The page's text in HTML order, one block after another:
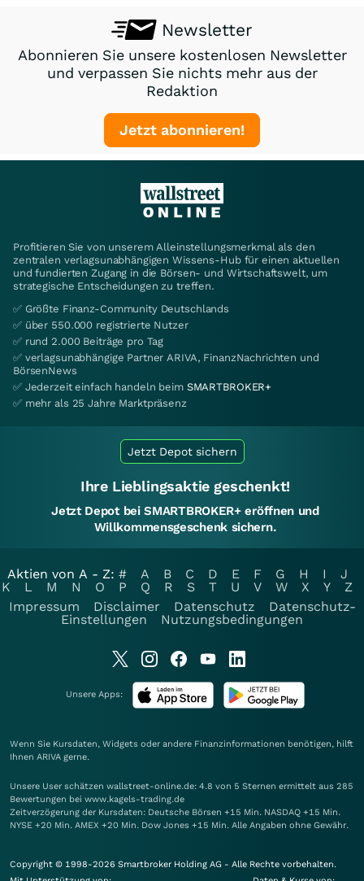
Newsletter
Abonnieren Sie unsere kostenlosen Newsletter
und verpassen Sie nichts mehr aus der
Redaktion
Jetzt abonnieren!
Profitieren Sie von unserem Alleinstellungsmerkmal als den
zentralen verlagsunabhängigen Wissens-Hub für einen aktuellen
und fundierten Zugang in die Börsen- und Wirtschaftswelt, um
strategische Entscheidungen zu treffen.
✅ Größte Finanz-Community Deutschlands
✅ über 550.000 registrierte Nutzer
✅ rund 2.000 Beiträge pro Tag
✅ verlagsunabhängige Partner ARIVA, FinanzNachrichten und
BörsenNews
✅ Jederzeit einfach handeln beim SMARTBROKER+
✅ mehr als 25 Jahre Marktpräsenz
Jetzt Depot sichern
Ihre Lieblingsaktie geschenkt!
Jetzt Depot bei SMARTBROKER+ eröffnen und
Willkommensgeschenk sichern.
Aktien von A - Z: # A B C D E F G H I
J
K
L M N O P Q R S T U V W X Y
Z
Impressum
Disclaimer Datenschutz
Datenschutz-
Einstellungen
Nutzungsbedingungen
Unsere Apps:
Wenn Sie Kursdaten, Widgets oder andere Finanzinformationen benötigen, hilft
Ihnen ARIVA gerne.
Unsere User schätzen wallstreet-online.de: 4.8 von 5 Sternen ermittelt aus 285
Bewertungen bei www.kagels-trading.de
Zeitverzögerung der Kursdaten: Deutsche Börsen +15 Min. NASDAQ +15 Min.
NYSE +20 Min. AMEX +20 Min. Dow Jones +15 Min. Alle Angaben ohne Gewähr.
Copyright © 1998-2026 Smartbroker Holding AG - Alle Rechte vorbehalten.